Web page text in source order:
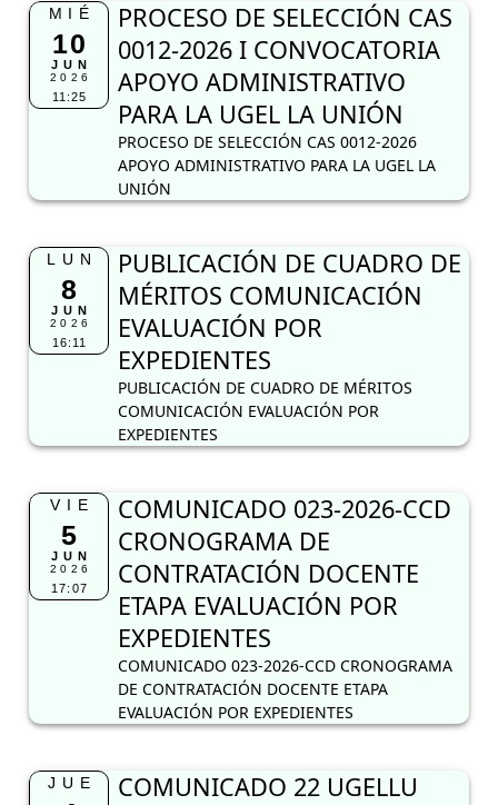
MIÉ
10
JUN
2026
11:25
PROCESO DE SELECCIÓN CAS
0012-2026 I CONVOCATORIA
APOYO ADMINISTRATIVO
PARA LA UGEL LA UNIÓN
PROCESO DE SELECCIÓN CAS 0012-2026
APOYO ADMINISTRATIVO PARA LA UGEL LA
UNIÓN
LUN
8
JUN
2026
16:11
PUBLICACIÓN DE CUADRO DE
MÉRITOS COMUNICACIÓN
EVALUACIÓN POR
EXPEDIENTES
PUBLICACIÓN DE CUADRO DE MÉRITOS
COMUNICACIÓN EVALUACIÓN POR
EXPEDIENTES
VIE
5
JUN
2026
17:07
COMUNICADO 023-2026-CCD
CRONOGRAMA DE
CONTRATACIÓN DOCENTE
ETAPA EVALUACIÓN POR
EXPEDIENTES
COMUNICADO 023-2026-CCD CRONOGRAMA
DE CONTRATACIÓN DOCENTE ETAPA
EVALUACIÓN POR EXPEDIENTES
JUE
COMUNICADO 22 UGELLU